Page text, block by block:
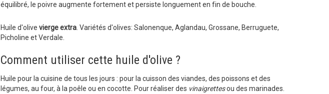
équilibré, le poivre augmente fortement et persiste longuement en fin de bouche.
Huile d'olive vierge extra . Variétés d'olives: Salonenque, Aglandau, Grossane, Berruguete,
Picholine et Verdale.
Comment utiliser cette huile d'olive ?
Huile pour la cuisine de tous les jours : pour la cuisson des viandes, des poissons et des
légumes, au four, à la poêle ou en cocotte. Pour réaliser des vinaigrettesou des marinades.